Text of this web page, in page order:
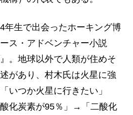
生で出会ったホーキング博
ス・アドベンチャー小説
。地球以外で人類が住めそ
があり、村木氏は火星に強
いつか火星に行きたい」
化炭素が95％」→「二酸化